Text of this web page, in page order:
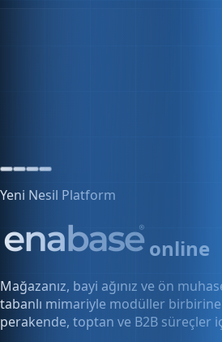
Yeni Nesil Platform
Mağazanız, bayi ağınız ve ön
tabanlı mimariyle modüller birbirine
perakende, toptan ve B2B süreçler
Kendi e-ticaret sitenizi